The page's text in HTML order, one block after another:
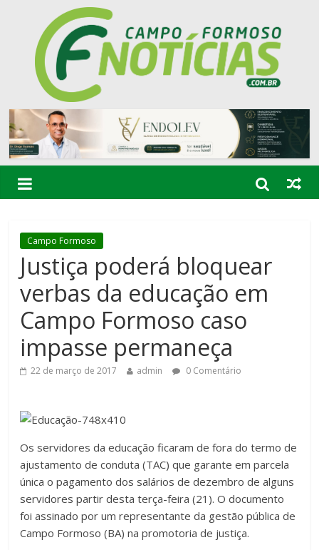
Campo Formoso
Justiça poderá bloquear
verbas da educação em
Campo Formoso caso
impasse permaneça
22 de março de 2017 admin 0 Comentário
Os servidores da educação ficaram de fora do termo de
ajustamento de conduta (TAC) que garante em parcela
única o pagamento dos salários de dezembro de alguns
servidores partir desta terça-feira (21). O documento
foi assinado por um representante da gestão pública de
Campo Formoso (BA) na promotoria de justiça.